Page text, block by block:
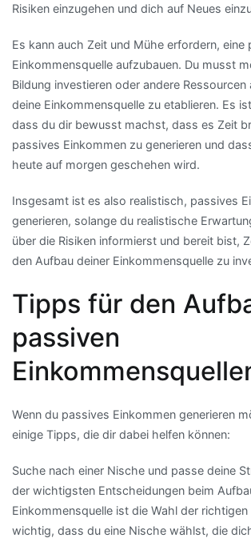
Risiken einzugehen und dich auf Neues
Es kann auch Zeit und Mühe erfordern, eine
Einkommensquelle aufzubauen. Du musst
Bildung investieren oder andere Ressourcen
deine Einkommensquelle zu etablieren. Es
dass du dir bewusst machst, dass es Zeit
passives Einkommen zu generieren und
heute auf morgen geschehen wird.
Insgesamt ist es also realistisch, passives
generieren, solange du realistische
über die Risiken informierst und bereit bist,
den Aufbau deiner Einkommensquelle zu
Tipps für den
passiven
Wenn du passives Einkommen generieren
einige Tipps, die dir dabei helfen können:
Suche nach einer Nische und passe deine
der wichtigsten Entscheidungen beim
Einkommensquelle ist die Wahl der
wichtig, dass du eine Nische wählst, die